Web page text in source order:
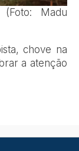
Madu
chove na
a atenção